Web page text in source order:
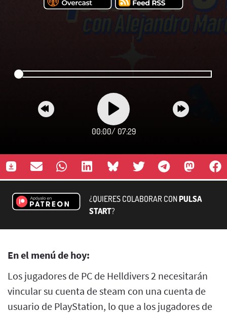
00:00/ 07:29
¿QUIERES COLABORAR CONPULSA
START?
En el menú de hoy:
Los jugadores de PC de Helldivers 2 necesitarán
vincular su cuenta de steam con una cuenta de
usuario de PlayStation, lo que a los jugadores de